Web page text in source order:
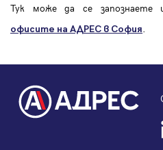
Тук може да се запознаете
офисите на АДРЕС в София